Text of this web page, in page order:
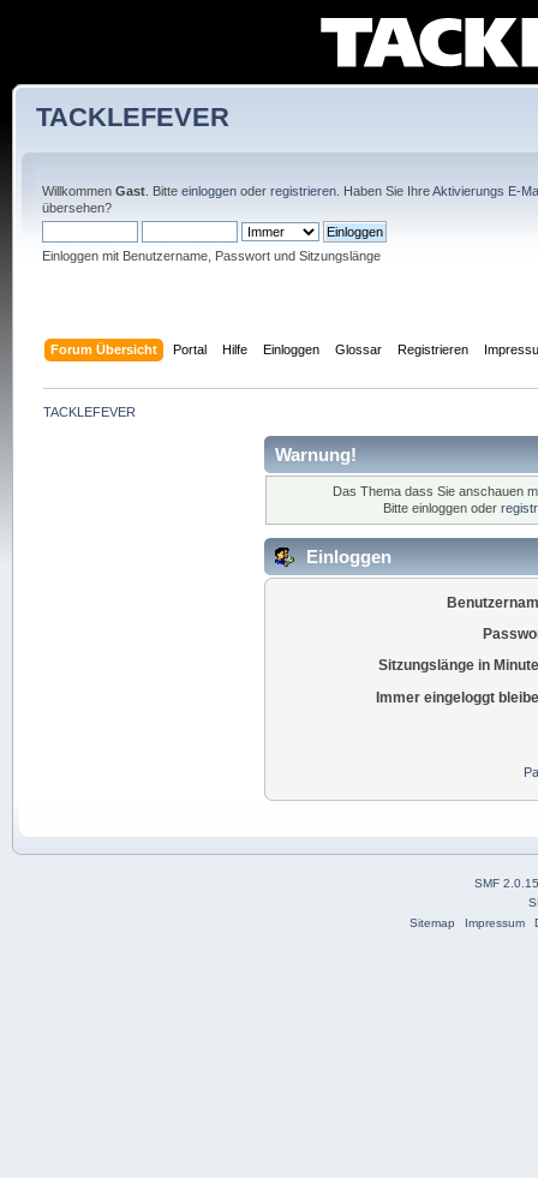
TACKLEFEVER
Willkommen Gast. Bitte einloggenoder registrieren. Haben Sie IhreAktivierungs E-
übersehen?
Einloggen mit Benutzername, Passwort und Sitzungslänge
Forum Übersicht Portal Hilfe Einloggen Glossar Registrieren
TACKLEFEVER
Warnung!
Das Thema dass Sie anschauen
Bitte einloggen oder
Einloggen
Sitzungslänge in
Immer eingeloggt
SMF 2.0.15
Sitemap
Impressum